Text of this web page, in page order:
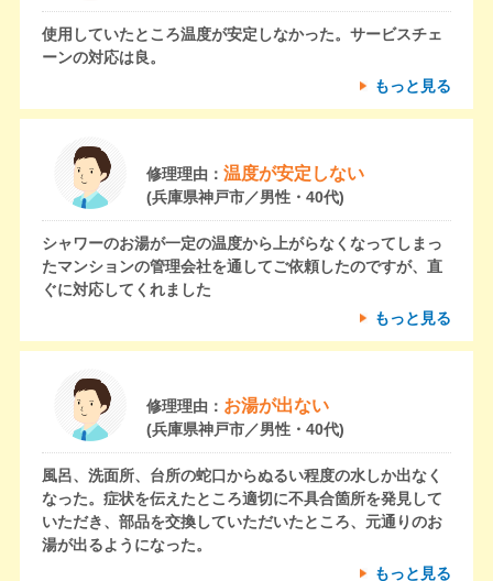
使用していたところ温度が安定しなかった。サービスチェ
ーンの対応は良。
もっと見る
修理理由： 温度が安定しない
(兵庫県神戸市／男性・40代)
シャワーのお湯が一定の温度から上がらなくなってしまっ
たマンションの管理会社を通してご依頼したのですが、直
ぐに対応してくれました
もっと見る
修理理由： お湯が出ない
(兵庫県神戸市／男性・40代)
風呂、洗面所、台所の蛇口からぬるい程度の水しか出なく
なった。症状を伝えたところ適切に不具合箇所を発見して
いただき、部品を交換していただいたところ、元通りのお
湯が出るようになった。
もっと見る